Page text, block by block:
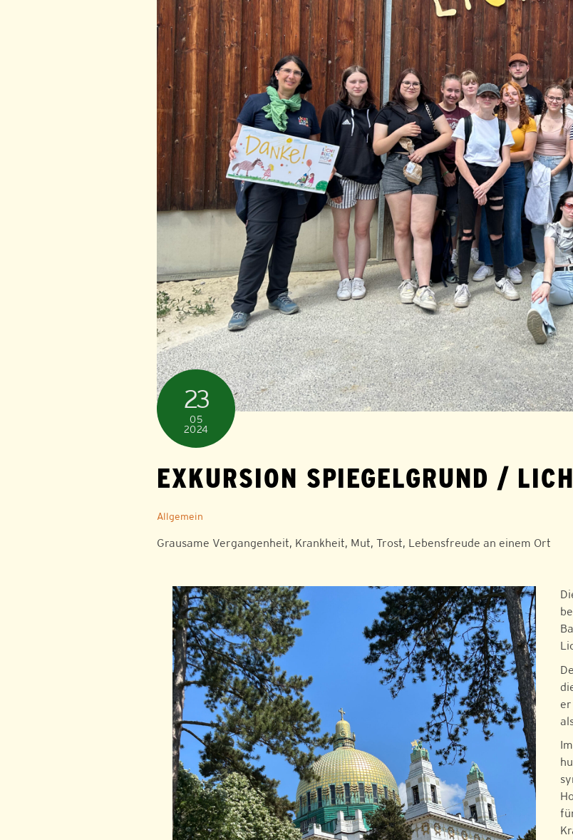
23
05
2024
EXKURSION SPIEGELGRUND /
Allgemein
Grausame Vergangenheit, Krankheit, Mut, Trost, Lebensfreude an einem Ort